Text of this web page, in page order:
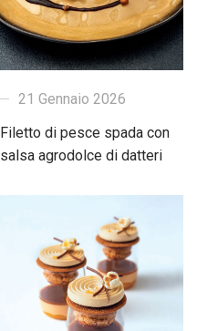
21 Gennaio 2026
Filetto di pesce spada con
salsa agrodolce di datteri